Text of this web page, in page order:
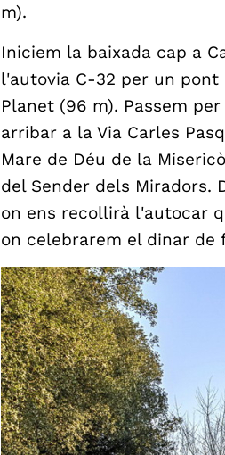
m).
Iniciem la baixada cap a
l'autovia C-32 per un pont
Planet (96 m). Passem
arribar a la Via Carles
Mare de Déu de la
del Sender dels Miradors.
on ens recollirà l'autocar
on celebrarem el dinar de